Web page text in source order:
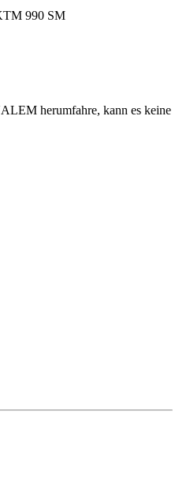
990 SM
herumfahre, kann es keine